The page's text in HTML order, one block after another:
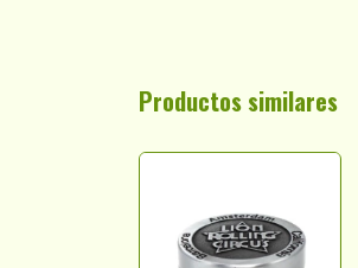
Productos similares